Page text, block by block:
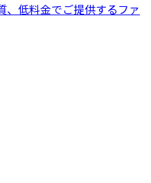
、低料金でご提供するファ